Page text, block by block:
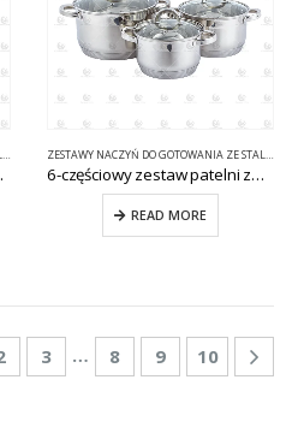
ZESTAWY NACZYŃ DO GOTOWANIA ZE STALI NIERDZEWNEJ
E073
ZESTAWY NACZYŃ DO GOTOWANIA ZE STALI NIERDZEWNEJ
6-częściowy zestaw patelni ze stali nierdzewnej CW-B023
READ MORE
3 … 8 9 10